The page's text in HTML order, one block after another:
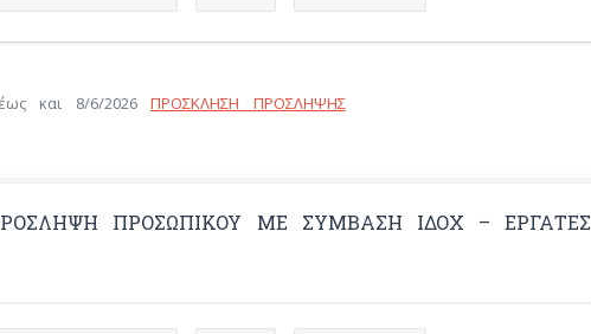
έως και 8/6/2026ΠΡΟΣΚΛΗΣΗ ΠΡΟΣΛΗΨΗΣ
ΠΡΟΣΩΠΙΚΟΎ ΜΕ ΣΎΜΒΑΣΗ ΙΔΟΧ – ΕΡΓΆΤΕΣ